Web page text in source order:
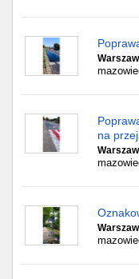
na